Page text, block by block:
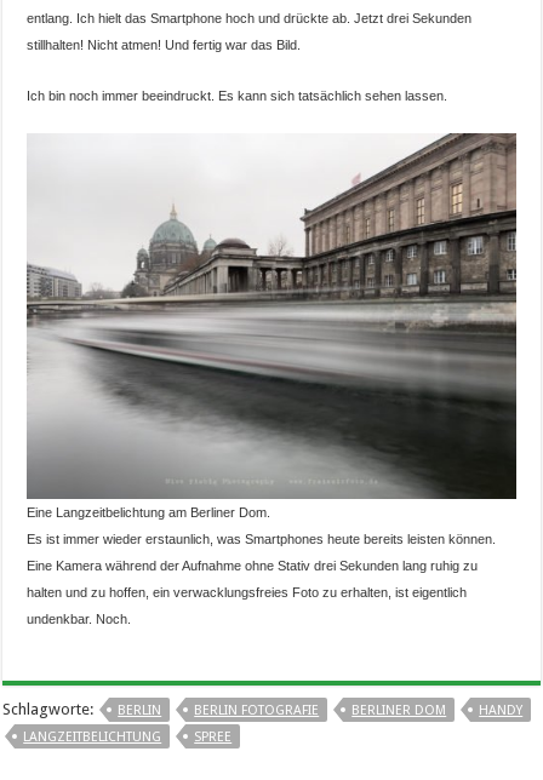
entlang. Ich hielt das Smartphone hoch und drückte ab. Jetzt drei Sekunden
stillhalten! Nicht atmen! Und fertig war das Bild.
Ich bin noch immer beeindruckt. Es kann sich tatsächlich sehen lassen.
Eine Langzeitbelichtung am Berliner Dom.
Es ist immer wieder erstaunlich, was Smartphones heute bereits leisten können.
Eine Kamera während der Aufnahme ohne Stativ drei Sekunden lang ruhig zu
halten und zu hoffen, ein verwacklungsfreies Foto zu erhalten, ist eigentlich
undenkbar. Noch.
Schlagworte: BERLIN BERLIN FOTOGRAFIE BERLINER DOM
HANDY
LANGZEITBELICHTUNG
SPREE